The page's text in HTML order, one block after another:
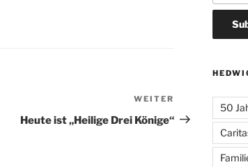
Nächster
Beitrag
WEITER
Heute ist „Heilige Drei Könige“
50